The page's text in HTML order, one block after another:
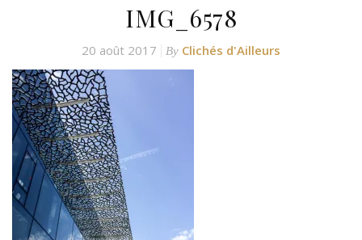
IMG_6578
20 août 2017 By Clichés d'Ailleurs